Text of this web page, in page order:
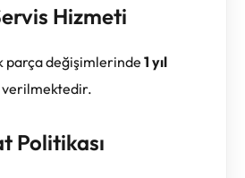
Hizmeti
parça değişimlerinde1 yıl
verilmektedir.
Politikası